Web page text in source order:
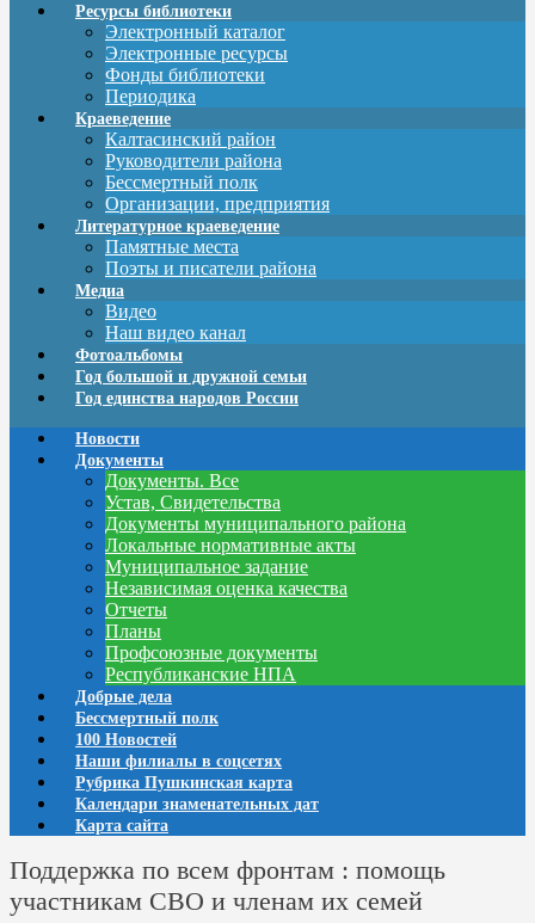
Ресурсы библиотеки
Электронный каталог
Электронные ресурсы
Фонды библиотеки
Периодика
Краеведение
Калтасинский район
Руководители района
Бессмертный полк
Организации, предприятия
Литературное краеведение
Памятные места
Поэты и писатели района
Медиа
Видео
Наш видео канал
Фотоальбомы
Год большой и дружной семьи
Год единства народов России
Новости
Документы
Документы. Все
Устав, Свидетельства
Документы муниципального района
Локальные нормативные акты
Муниципальное задание
Независимая оценка качества
Отчеты
Планы
Профсоюзные документы
Республиканские НПА
Добрые дела
Бессмертный полк
100 Новостей
Наши филиалы в соцсетях
Рубрика Пушкинская карта
Календари знаменательных дат
Карта сайта
Поддержка по всем фронтам : помощь
участникам СВО и членам их семей